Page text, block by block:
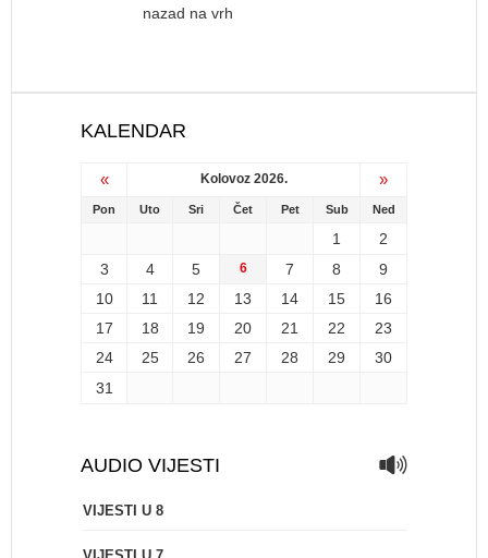
nazad na vrh
KALENDAR
« Kolovoz 2026. »
Pon Uto Sri Čet Pet Sub Ned
1
2
3
4 5 6 7 8
9
10
11 12 13 14 15
16
17
18 19 20 21 22
23
24
25 26 27 28 29
30
31
AUDIO VIJESTI
VIJESTI U 8